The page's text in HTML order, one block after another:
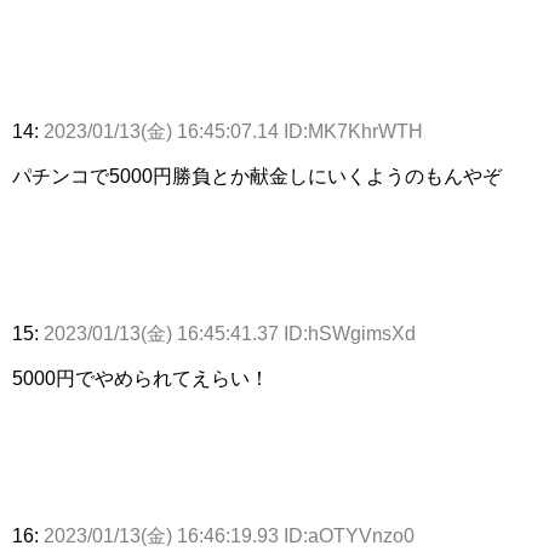
14: 2023/01/13(金) 16:45:07.14 ID:MK7KhrWTH
パチンコで5000円勝負とか献金しにいくようのもんやぞ
15: 2023/01/13(金) 16:45:41.37 ID:hSWgimsXd
5000円でやめられてえらい！
16: 2023/01/13(金) 16:46:19.93 ID:aOTYVnzo0